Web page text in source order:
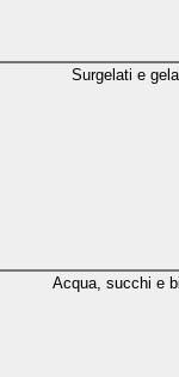
Surgelati e
Acqua, succhi e